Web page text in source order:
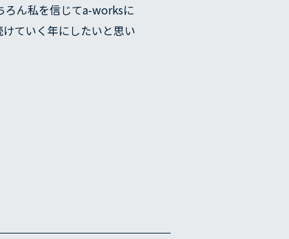
ろん私を信じてa-worksに
ていく年にしたいと思い